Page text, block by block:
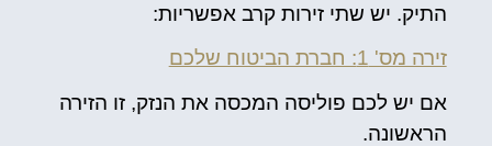
התיק. יש שתי זירות קרב אפשריות:
זירה מס' 1: חברת הביטוח שלכם
אם יש לכם פוליסה המכסה את הנזק, זו הזירה
הראשונה.